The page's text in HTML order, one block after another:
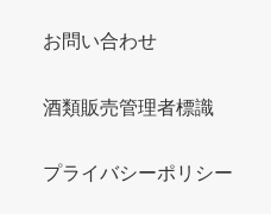
お問い合わせ
酒類販売管理者標識
プライバシーポリシー